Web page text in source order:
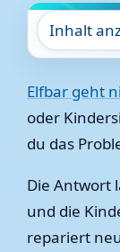
Inhalt
Elfbar geht
oder
du das
Die Antwort
und die
repariert